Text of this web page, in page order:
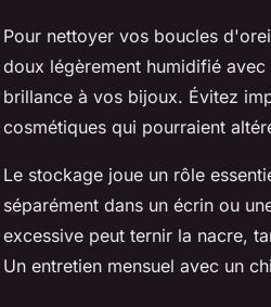
Pour nettoyer vos boucles
doux légèrement humidifié
brillance à vos bijoux. Évitez
cosmétiques qui pourraient
Le stockage joue un rôle
séparément dans un écrin ou
excessive peut ternir la nacre,
Un entretien mensuel avec un